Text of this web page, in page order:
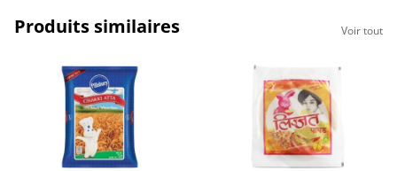
Produits similaires Voir tout